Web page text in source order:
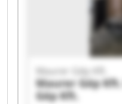
Maurer Gép Kft.
Maurer Gép Kft.
Gép Kft.